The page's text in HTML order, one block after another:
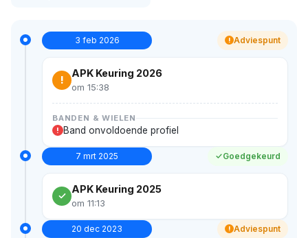
3 feb 2026 ! Adviespunt
!
APK Keuring 2026
om 15:38
BANDEN & WIELEN
! Band onvoldoende profiel
7 mrt 2025 Goedgekeurd
APK Keuring 2025
om 11:13
20 dec 2023 ! Adviespunt